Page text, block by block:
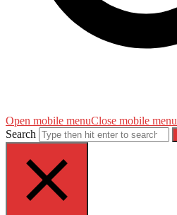
Open mobile menuClose mobile menu
Search